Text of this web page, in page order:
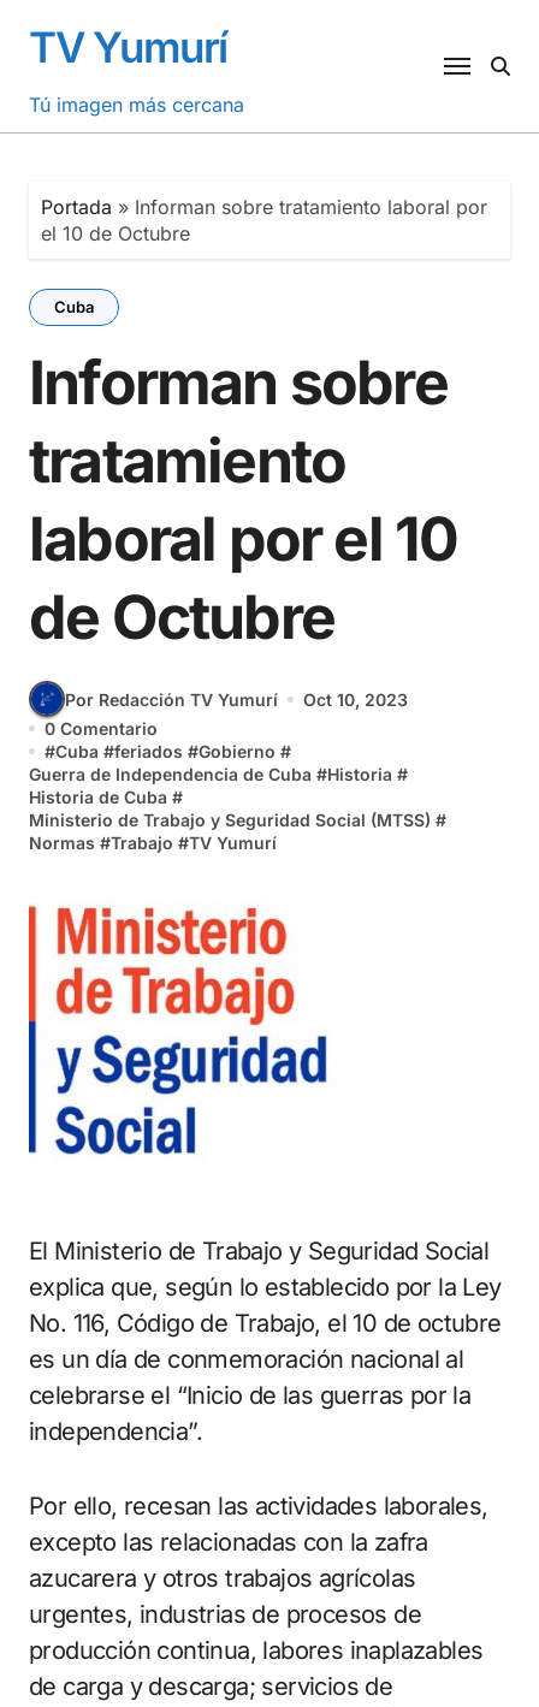
contenido
TV Yumurí
Tú imagen más cercana
Portada » Informan sobre tratamiento laboral por
el 10 de Octubre
Cuba
Informan sobre
tratamiento
laboral por el 10
de Octubre
Por Redacción TV Yumurí
Oct 10, 2023
0 Comentario
#Cuba #feriados #Gobierno #
Guerra de Independencia de Cuba #Historia #
Historia de Cuba #
Ministerio de Trabajo y Seguridad Social (MTSS) #
Normas #Trabajo #TV Yumurí
El Ministerio de Trabajo y Seguridad Social
explica que, según lo establecido por la Ley
No. 116, Código de Trabajo, el 10 de octubre
es un día de conmemoración nacional al
celebrarse el “Inicio de las guerras por la
independencia”.
Por ello, recesan las actividades laborales,
excepto las relacionadas con la zafra
azucarera y otros trabajos agrícolas
urgentes, industrias de procesos de
producción continua, labores inaplazables
de carga y descarga; servicios de